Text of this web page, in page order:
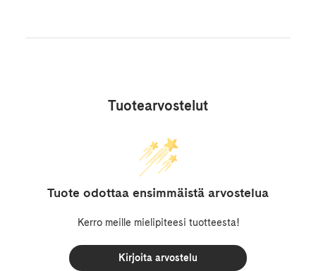
Tuotearvostelut
Tuote odottaa ensimmäistä arvostelua
Kerro meille mielipiteesi tuotteesta!
Kirjoita arvostelu